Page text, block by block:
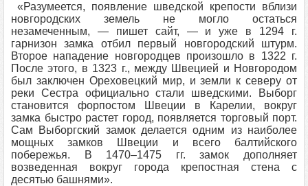
«Разумеется, появление шведской крепости вблизи
новгородских земель не могло остаться
незамеченным, — пишет сайт, — и уже в 1294 г.
гарнизон замка отбил первый новгородский штурм.
Второе нападение новгородцев произошло в 1322 г.
После этого, в 1323 г., между Швецией и Новгородом
был заключен Ореховецкий мир, и земли к северу от
реки Сестра официально стали шведскими. Выборг
становится форпостом Швеции в Карелии, вокруг
замка быстро растет город, появляется торговый порт.
Сам Выборгский замок делается одним из наиболее
мощных замков Швеции и всего балтийского
побережья. В 1470–1475 гг. замок дополняет
возведенная вокруг города крепостная стена с
десятью башнями».